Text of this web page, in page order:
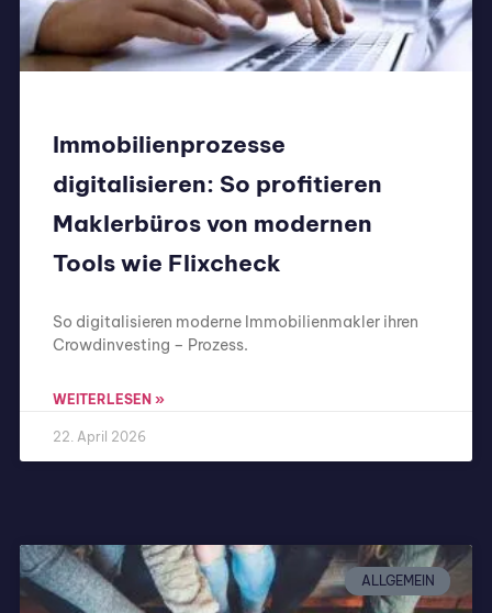
Immobilienprozesse
digitalisieren: So profitieren
Maklerbüros von modernen
Tools wie Flixcheck
So digitalisieren moderne Immobilienmakler ihren
Crowdinvesting – Prozess.
WEITERLESEN »
22. April 2026
ALLGEMEIN